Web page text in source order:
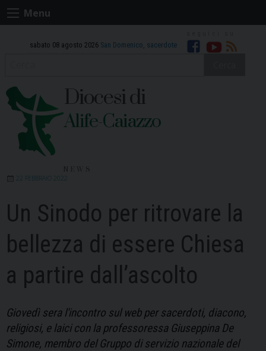
Skip
to
Menu
sabato 08 agosto 2026 San Domenico, sacerdote Facebook
Youtube
RSS
Diocesi di
Alife-Caiazzo
22 FEBBRAIO 2022
Un Sinodo per ritrovare la
bellezza di essere Chiesa
a partire dall’ascolto
Giovedì sera l'incontro sul web per sacerdoti, diacono,
religiosi, e laici con la professoressa Giuseppina De
Simone, membro del Gruppo di servizio nazionale del